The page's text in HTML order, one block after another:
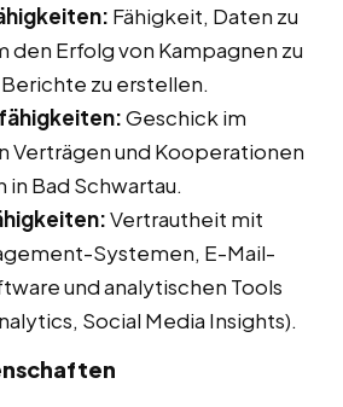
Fähigkeit, Daten zu
den Erfolg von Kampagnen zu
zu erstellen.
Geschick im
Verträgen und Kooperationen
Bad Schwartau.
Vertrautheit mit
Systemen, E-Mail-
und analytischen Tools
Social Media Insights).